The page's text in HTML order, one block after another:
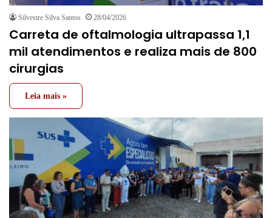
Silvestre Silva Santos 28/04/2026
Carreta de oftalmologia ultrapassa 1,1
mil atendimentos e realiza mais de 800
cirurgias
Leia mais »